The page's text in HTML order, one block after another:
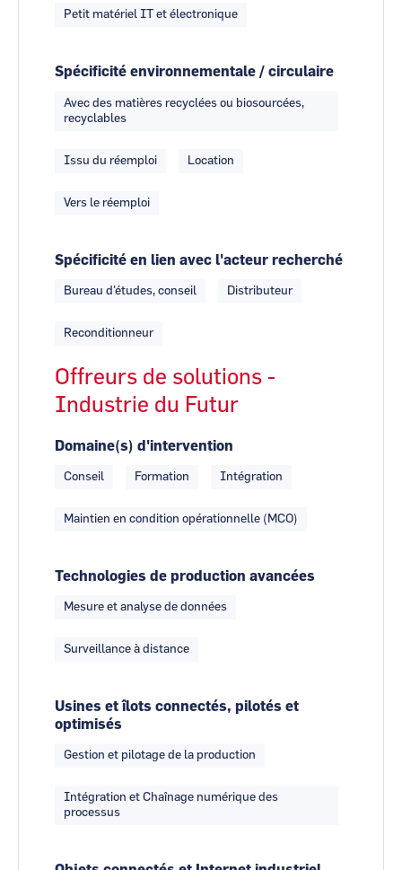
Petit matériel IT et électronique
Spécificité environnementale / circulaire
Avec des matières recyclées ou biosourcées,
recyclables
Issu du réemploi Location
Vers le réemploi
Spécificité en lien avec l'acteur recherché
Bureau d'études, conseil Distributeur
Reconditionneur
Offreurs de solutions -
Industrie du Futur
Domaine(s) d'intervention
Conseil Formation Intégration
Maintien en condition opérationnelle (MCO)
Technologies de production avancées
Mesure et analyse de données
Surveillance à distance
Usines et îlots connectés, pilotés et
optimisés
Gestion et pilotage de la production
Intégration et Chaînage numérique des
processus